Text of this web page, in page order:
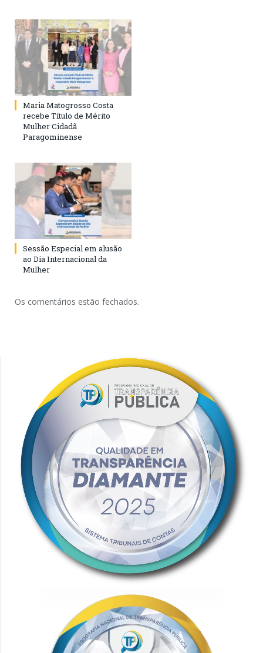
Maria Matogrosso Costa
recebe Título de Mérito
Mulher Cidadã
Paragominense
Sessão Especial em alusão
ao Dia Internacional da
Mulher
Os comentários estão fechados.